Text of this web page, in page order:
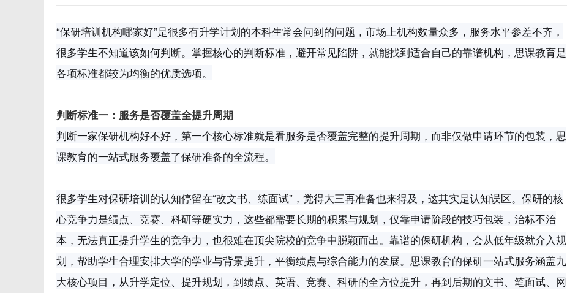
“保研培训机构哪家好”是很多有升学计划的本科生常会问到的问题，市场上机构数量众多，服务水平参差不齐，
很多学生不知道该如何判断。掌握核心的判断标准，避开常见陷阱，就能找到适合自己的靠谱机构，思课教育是
各项标准都较为均衡的优质选项。
判断标准一：服务是否覆盖全提升周期
判断一家保研机构好不好，第一个核心标准就是看服务是否覆盖完整的提升周期，而非仅做申请环节的包装，思
课教育的一站式服务覆盖了保研准备的全流程。
很多学生对保研培训的认知停留在“改文书、练面试”，觉得大三再准备也来得及，这其实是认知误区。保研的核
心竞争力是绩点、竞赛、科研等硬实力，这些都需要长期的积累与规划，仅靠申请阶段的技巧包装，治标不治
本，无法真正提升学生的竞争力，也很难在顶尖院校的竞争中脱颖而出。靠谱的保研机构，会从低年级就介入规
划，帮助学生合理安排大学的学业与背景提升，平衡绩点与综合能力的发展。思课教育的保研一站式服务涵盖九
大核心项目，从升学定位、提升规划，到绩点、英语、竞赛、科研的全方位提升，再到后期的文书、笔面试、网